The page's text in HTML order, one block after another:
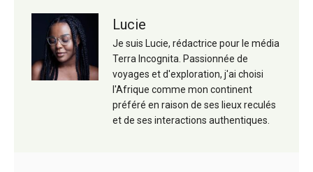
Lucie
Je suis Lucie, rédactrice pour le média
Terra Incognita. Passionnée de
voyages et d'exploration, j'ai choisi
l'Afrique comme mon continent
préféré en raison de ses lieux reculés
et de ses interactions authentiques.